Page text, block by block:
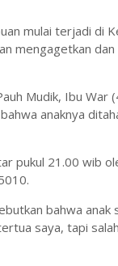
mulai terjadi di
mengagetkan
Mudik, Ibu War
anaknya
pukul 21.00 wib
bahwa anak
saya, tapi